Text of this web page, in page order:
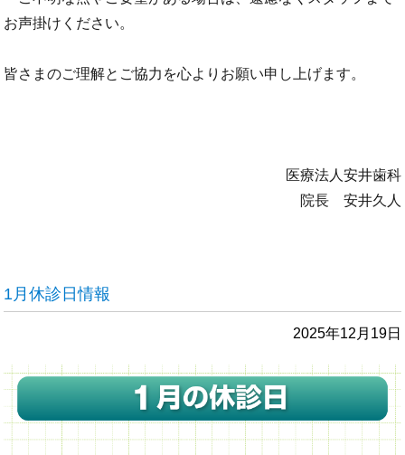
お声掛けください。
皆さまのご理解とご協力を心よりお願い申し上げます。
医療法人安井歯科
院長 安井久人
1月休診日情報
2025年12月19日